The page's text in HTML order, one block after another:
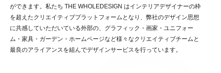
ができます。私たち THE WHOLEDESIGN はインテリアデザイナーの枠
を超えたクリエイティブプラットフォームとなり、弊社のデザイン思想
に共感していただいている外部の、グラフィック・画家・ユニフォー
ム・家具・ガーデン・ホームページなど様々なクリエイティブチームと
最良のアライアンスを組んでデザインサービスを行っています。